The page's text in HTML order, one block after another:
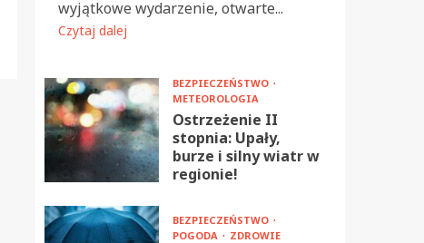
wyjątkowe wydarzenie, otwarte...
Czytaj dalej
BEZPIECZEŃSTWO
METEOROLOGIA
Ostrzeżenie II
stopnia: Upały,
burze i silny wiatr w
regionie!
BEZPIECZEŃSTWO
POGODA
ZDROWIE